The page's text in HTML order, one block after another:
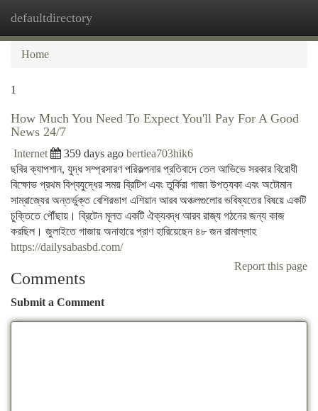
defaultdirectory
Home
1
How Much You Need To Expect You'll Pay For A Good
News 24/7
Internet 359 days ago bertiea703hik6
ছবির ক্যাপশান, যুদ্ধ সম্প্রসারণ পরিকল্পনার প্রতিবাদে তেল আভিভে সরকার বিরোধী
বিক্ষোভ প্রথম বিশ্বযুদ্ধের সময় ব্রিটিশ এবং তুর্কিরা গাজা উপত্যকা এবং অটোমান
সাম্রাজ্যের অন্তর্ভুক্ত বেশিরভাগ এশিয়ান আরব অঞ্চলগুলোর ভবিষ্যতের বিষয়ে একটি
চুক্তিতে পৌঁছায়। ব্রিটেন মূলত একটি ঐক্যবদ্ধ আরব রাজ্য গঠনের জন্য কাজ
করছিল। জুলাইতে গাজায় অনাহারে প্রাণ হারিয়েছেন ৪৮ জন রামাল্লাহ
https://dailysabasbd.com/
Report this page
Comments
Submit a Comment